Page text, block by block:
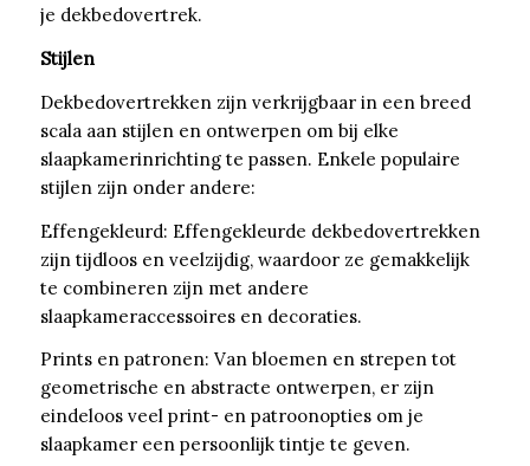
je dekbedovertrek.
Stijlen
Dekbedovertrekken zijn verkrijgbaar in een breed
scala aan stijlen en ontwerpen om bij elke
slaapkamerinrichting te passen. Enkele populaire
stijlen zijn onder andere:
Effengekleurd: Effengekleurde dekbedovertrekken
zijn tijdloos en veelzijdig, waardoor ze gemakkelijk
te combineren zijn met andere
slaapkameraccessoires en decoraties.
Prints en patronen: Van bloemen en strepen tot
geometrische en abstracte ontwerpen, er zijn
eindeloos veel print- en patroonopties om je
slaapkamer een persoonlijk tintje te geven.